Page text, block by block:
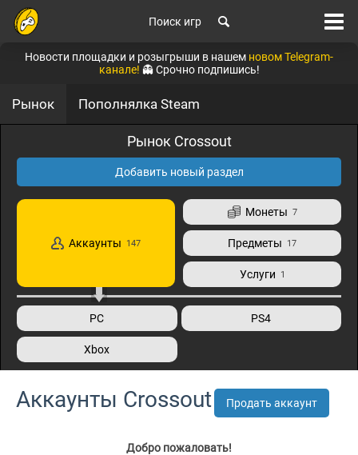
Поиск игр
Новости площадки и розыгрыши в нашем новом Telegram-
канале! 👻 Срочно подпишись!
Рынок Пополнялка Steam
Рынок Crossout
Добавить новый раздел
Аккаунты 147
Монеты 7
Предметы 17
Услуги 1
PC PS4
Xbox
Аккаунты Crossout Продать аккаунт
Добро пожаловать!